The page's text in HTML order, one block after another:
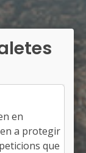
en
a protegir
que